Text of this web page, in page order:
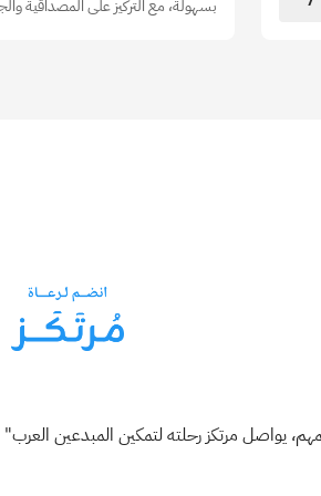
بسهولة، مع التركيز على المصداقية
يواصل مرتكز رحلته لتمكين المبدعين العرب"